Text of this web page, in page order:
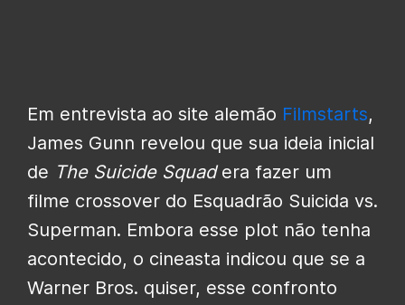
Em entrevista ao site alemão Filmstarts,
James Gunn revelou que sua ideia inicial
de The Suicide Squadera fazer um
filme crossover do Esquadrão Suicida vs.
Superman. Embora esse plot não tenha
acontecido, o cineasta indicou que se a
Warner Bros. quiser, esse confronto